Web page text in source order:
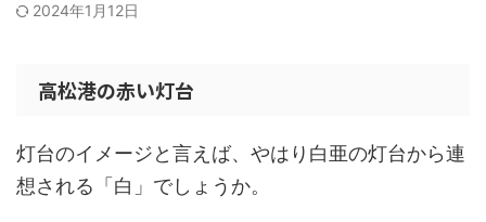
2024年1月12日
高松港の赤い灯台
灯台のイメージと言えば、やはり白亜の灯台から連
想される「白」でしょうか。